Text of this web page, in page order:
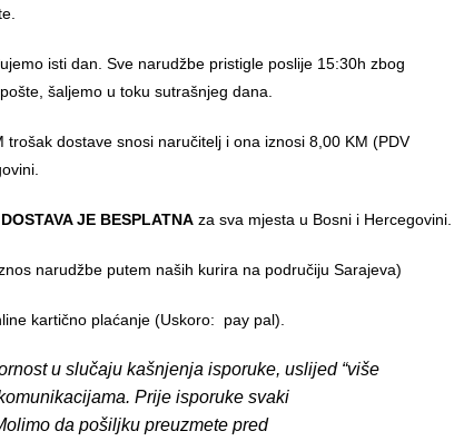
isti dan. Sve narudžbe pristigle poslije 15:30h zbog
šaljemo u toku sutrašnjeg dana.
dostave snosi naručitelj i ona iznosi 8,00 KM (PDV
DOSTAVA JE BESPLATNA za sva mjesta u Bosni i Hercegovini.
narudžbe putem naših kurira na područiju Sarajeva)
kartično plaćanje (Uskoro: pay pal).
u slučaju kašnjenja isporuke, uslijed “više
Prije isporuke svaki
da pošiljku preuzmete pred